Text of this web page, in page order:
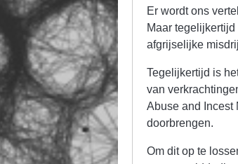
Er wordt ons
Maar
afgrijselijke
Tegelijkertijd is
van
Abuse and Incest
doorbrengen.
Om dit op te